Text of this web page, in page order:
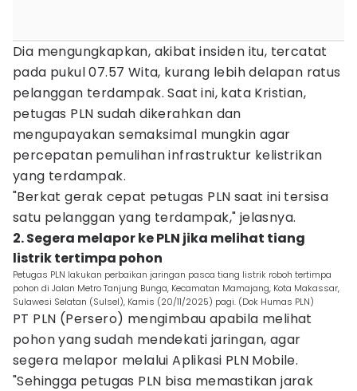
Dia mengungkapkan, akibat insiden itu, tercatat
pada pukul 07.57 Wita, kurang lebih delapan ratus
pelanggan terdampak. Saat ini, kata Kristian,
petugas PLN sudah dikerahkan dan
mengupayakan semaksimal mungkin agar
percepatan pemulihan infrastruktur kelistrikan
yang terdampak.
"Berkat gerak cepat petugas PLN saat ini tersisa
satu pelanggan yang terdampak," jelasnya.
2. Segera melapor ke PLN jika melihat tiang
listrik tertimpa pohon
Petugas PLN lakukan perbaikan jaringan pasca tiang listrik roboh tertimpa
pohon di Jalan Metro Tanjung Bunga, Kecamatan Mamajang, Kota Makassar,
Sulawesi Selatan (Sulsel), Kamis (20/11/2025) pagi. (Dok Humas PLN)
PT PLN (Persero) mengimbau apabila melihat
pohon yang sudah mendekati jaringan, agar
segera melapor melalui Aplikasi PLN Mobile.
"Sehingga petugas PLN bisa memastikan jarak